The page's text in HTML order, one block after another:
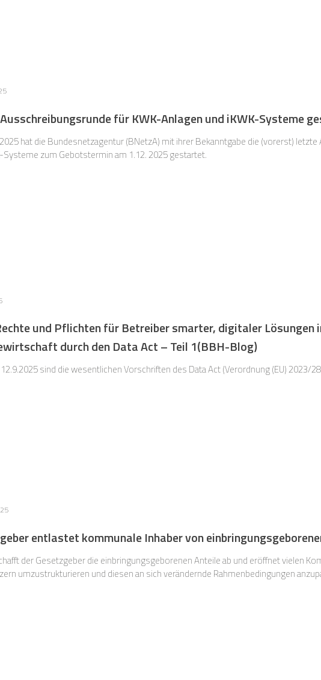
für KWK-Anlagen und iKWK-Systeme
hat die Bundesnetzagentur (BNetzA) mit ihrer Bekanntgabe die (vorerst)
Systeme zum Gebotstermin am 1.12. 2025 gestartet.
und Pflichten für Betreiber smarter, digitaler
durch den Data Act – Teil 1(BBH-Blog)
sind die wesentlichen Vorschriften des Data Act (Verordnung (EU) 2023/
entlastet kommunale Inhaber von
der Gesetzgeber die einbringungsgeborenen Anteile ab und eröffnet vielen
umzustrukturieren und diesen an sich verändernde Rahmenbedingungen